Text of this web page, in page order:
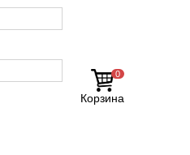
0
Корзина